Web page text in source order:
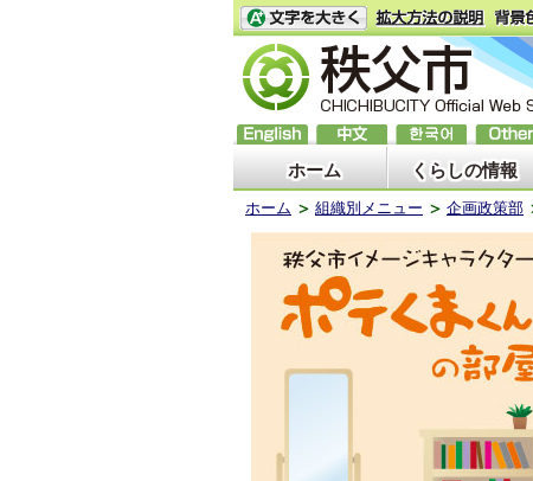
ホーム くらしの情報
ホーム 組織別メニュー 企画政策部